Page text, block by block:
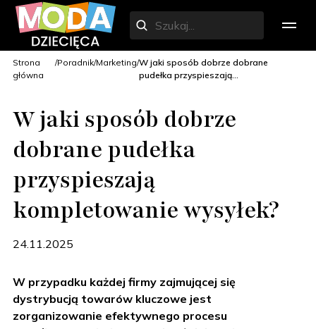
Strona
główna
Poradnik Marketing W jaki sposób dobrze dobrane
pudełka przyspieszają...
W jaki sposób dobrze
dobrane pudełka
przyspieszają
kompletowanie wysyłek?
24.11.2025
W
W przypadku każdej firmy zajmującej się
dystrybucją towarów kluczowe jest
zorganizowanie efektywnego procesu